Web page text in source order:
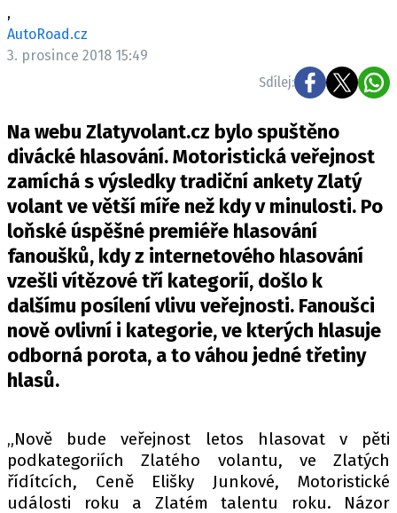
ROZHOVORY
DAKAR
Z DOMOVA
ZE SVĚTA
MOTORSPORT
PIT LANE
ČEŠI V AKCI
SLEDUJTE NÁS NA|
,
AutoRoad.cz
3. prosince 2018 15:49
Sdílej:
Na webu Zlatyvolant.cz bylo spuštěno
divácké hlasování. Motoristická veřejnost
zamíchá s výsledky tradiční ankety Zlatý
volant ve větší míře než kdy v minulosti. Po
loňské úspěšné premiéře hlasování
fanoušků, kdy z internetového hlasování
vzešli vítězové tří kategorií, došlo k
dalšímu posílení vlivu veřejnosti. Fanoušci
nově ovlivní i kategorie, ve kterých hlasuje
odborná porota, a to váhou jedné třetiny
hlasů.
„Nově bude veřejnost letos hlasovat v pěti
podkategoriích Zlatého volantu, ve Zlatých
řídítcích, Ceně Elišky Junkové, Motoristické
události roku a Zlatém talentu roku. Názor